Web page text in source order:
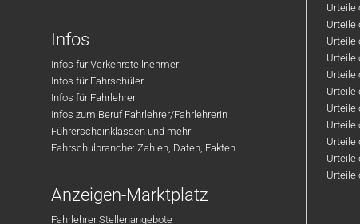
Infos
Infos für Verkehrsteilnehmer
Infos für Fahrschüler
Infos für Fahrlehrer
Infos zum Beruf Fahrlehrer/Fahrlehrerin
Führerscheinklassen und mehr
Fahrschulbranche: Zahlen, Daten, Fakten
Anzeigen-Marktplatz
Fahrlehrer Stellenangebote
Urteile
Urteile
Urteile
Urteile
Urteile
Urteile
Urteile
Urteile
Urteile
Urteile
Urteile